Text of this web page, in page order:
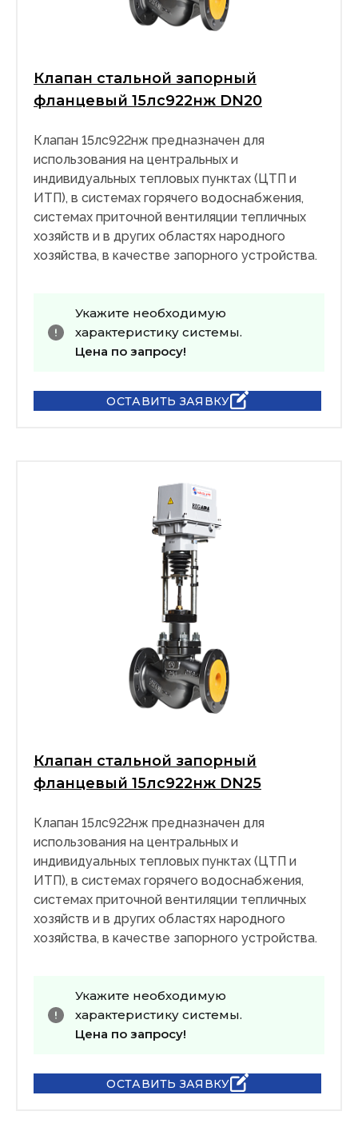
Клапан стальной запорный
фланцевый 15лс922нж DN20
Клапан 15лс922нж предназначен для
использования на центральных и
индивидуальных тепловых пунктах (ЦТП и
ИТП), в системах горячего водоснабжения,
системах приточной вентиляции тепличных
хозяйств и в других областях народного
хозяйства, в качестве запорного устройства.
Укажите необходимую
характеристику системы.
Цена по запросу!
ОСТАВИТЬ ЗАЯВКУ
Клапан стальной запорный
фланцевый 15лс922нж DN25
Клапан 15лс922нж предназначен для
использования на центральных и
индивидуальных тепловых пунктах (ЦТП и
ИТП), в системах горячего водоснабжения,
системах приточной вентиляции тепличных
хозяйств и в других областях народного
хозяйства, в качестве запорного устройства.
Укажите необходимую
характеристику системы.
Цена по запросу!
ОСТАВИТЬ ЗАЯВКУ